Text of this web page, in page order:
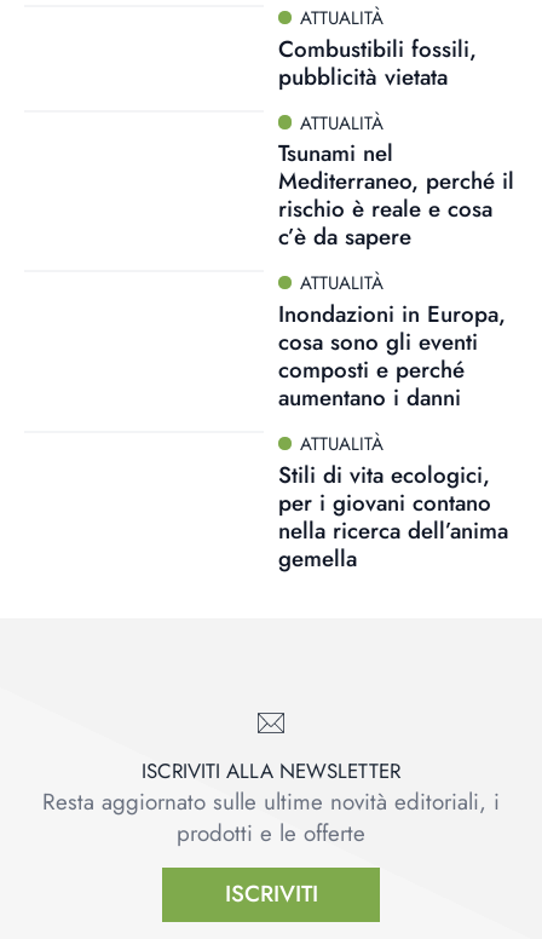
ATTUALITÀ
Combustibili fossili,
pubblicità vietata
ATTUALITÀ
Tsunami nel
Mediterraneo, perché il
rischio è reale e cosa
c’è da sapere
ATTUALITÀ
Inondazioni in Europa,
cosa sono gli eventi
composti e perché
aumentano i danni
ATTUALITÀ
Stili di vita ecologici,
per i giovani contano
nella ricerca dell’anima
gemella
ISCRIVITI ALLA NEWSLETTER
Resta aggiornato sulle ultime novità editoriali, i
prodotti e le offerte
ISCRIVITI